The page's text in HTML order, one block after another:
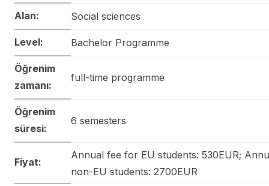
Alan: Social sciences
Level: Bachelor Programme
Öğrenim
zamanı:
full-time programme
Öğrenim
süresi:
6 semesters
Fiyat:
Annual fee for EU students: 530EUR;
non-EU students: 2700EUR